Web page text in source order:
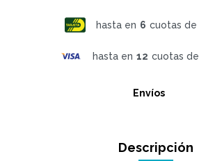
hasta en 6 cuotas de
hasta en 12 cuotas de
Envíos
Descripción